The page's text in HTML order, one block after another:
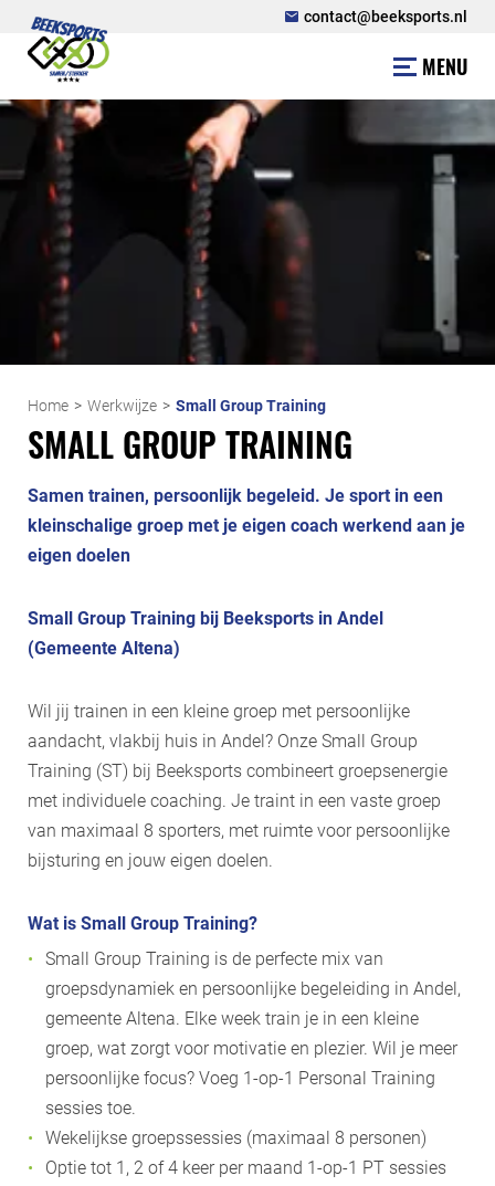
contact@beeksports.nl
MENU
Home Werkwijze Small Group Training
SMALL GROUP TRAINING
Samen trainen, persoonlijk begeleid. Je sport in een
kleinschalige groep met je eigen coach werkend aan je
eigen doelen
Small Group Training bij Beeksports in Andel
(Gemeente Altena)
Wil jij trainen in een kleine groep met persoonlijke
aandacht, vlakbij huis in Andel? Onze Small Group
Training (ST) bij Beeksports combineert groepsenergie
met individuele coaching. Je traint in een vaste groep
van maximaal 8 sporters, met ruimte voor persoonlijke
bijsturing en jouw eigen doelen.
Wat is Small Group Training?
Small Group Training is de perfecte mix van
groepsdynamiek en persoonlijke begeleiding in Andel,
gemeente Altena. Elke week train je in een kleine
groep, wat zorgt voor motivatie en plezier. Wil je meer
persoonlijke focus? Voeg 1-op-1 Personal Training
sessies toe.
Wekelijkse groepssessies (maximaal 8 personen)
Optie tot 1, 2 of 4 keer per maand 1-op-1 PT sessies